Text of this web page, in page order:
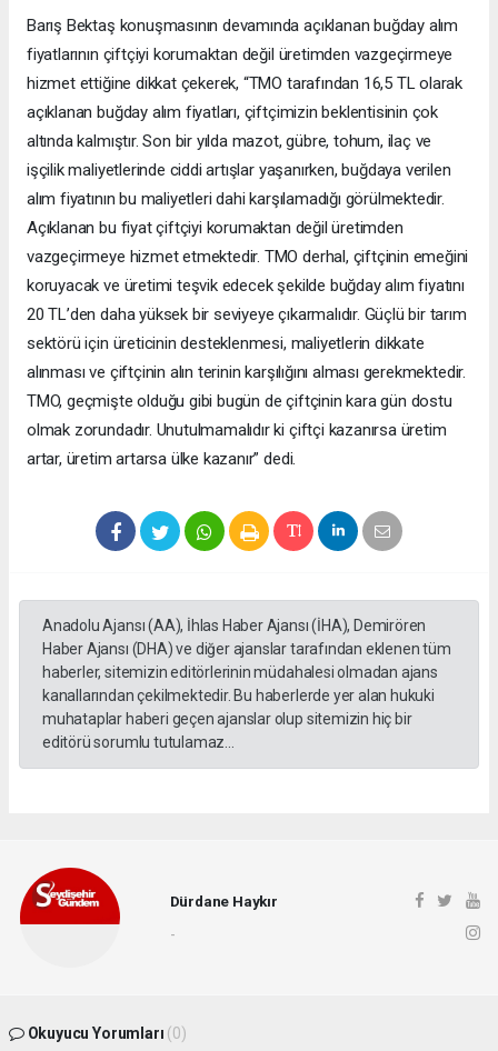
Barış Bektaş konuşmasının devamında açıklanan buğday alım
fiyatlarının çiftçiyi korumaktan değil üretimden vazgeçirmeye
hizmet ettiğine dikkat çekerek, “TMO tarafından 16,5 TL olarak
açıklanan buğday alım fiyatları, çiftçimizin beklentisinin çok
altında kalmıştır. Son bir yılda mazot, gübre, tohum, ilaç ve
işçilik maliyetlerinde ciddi artışlar yaşanırken, buğdaya verilen
alım fiyatının bu maliyetleri dahi karşılamadığı görülmektedir.
Açıklanan bu fiyat çiftçiyi korumaktan değil üretimden
vazgeçirmeye hizmet etmektedir. TMO derhal, çiftçinin emeğini
koruyacak ve üretimi teşvik edecek şekilde buğday alım fiyatını
20 TL’den daha yüksek bir seviyeye çıkarmalıdır. Güçlü bir tarım
sektörü için üreticinin desteklenmesi, maliyetlerin dikkate
alınması ve çiftçinin alın terinin karşılığını alması gerekmektedir.
TMO, geçmişte olduğu gibi bugün de çiftçinin kara gün dostu
olmak zorundadır. Unutulmamalıdır ki çiftçi kazanırsa üretim
artar, üretim artarsa ülke kazanır” dedi.
Anadolu Ajansı (AA), İhlas Haber Ajansı (İHA), Demirören
Haber Ajansı (DHA) ve diğer ajanslar tarafından eklenen tüm
haberler, sitemizin editörlerinin müdahalesi olmadan ajans
kanallarından çekilmektedir. Bu haberlerde yer alan hukuki
muhataplar haberi geçen ajanslar olup sitemizin hiç bir
editörü sorumlu tutulamaz...
Dürdane Haykır
-
Okuyucu Yorumları (0)